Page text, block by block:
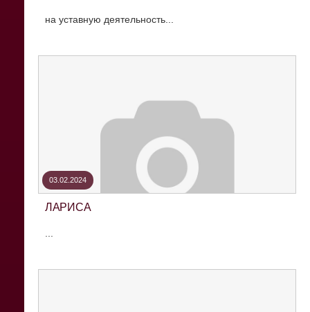
на уставную деятельность...
03.02.2024
ЛАРИСА